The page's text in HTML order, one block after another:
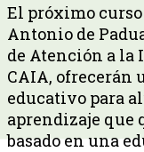
El próximo curso
Antonio de
de Atención a la
CAIA, ofrecerán
educativo para
aprendizaje
basado en una